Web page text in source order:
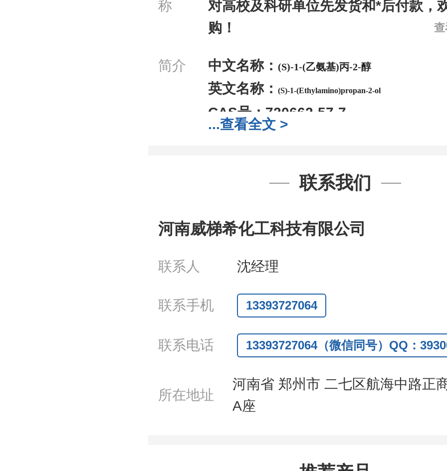
称
对高校及科研单位先发货和*后付款，
购！
简介 中文名称： (S)-1-(乙氨基)丙-2-醇
英文名称： (S)-1-(Ethylamino)propan-2-ol
CAS号： 720662-57-7
分子式：C5H13NO
1Mg ; 5Mg;10Mg
我司对高校及科研单位先发货和
,全额退款
QQ:3930072831
:13393727064
联系人: 沈晓东(欢迎致电,或QQ、微信
...查看全文 >
联系我们
河南威梯希化工科技有限公司
联系人 沈经理
联系手机 13393727064
联系电话 13393727064（微信同号）QQ：
所在地址
河南省 郑州市 二七区航海中路正
A座